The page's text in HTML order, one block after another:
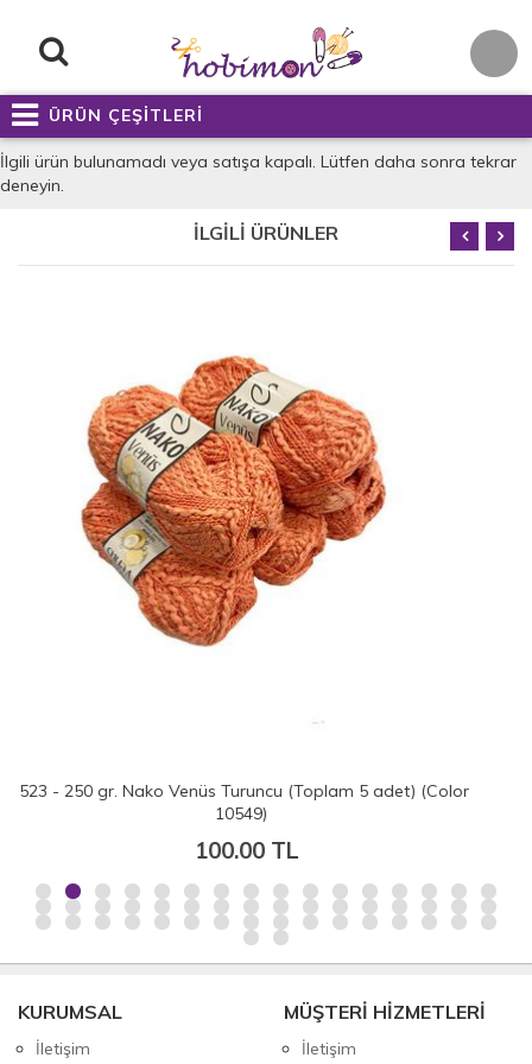
ÜRÜN ÇEŞİTLERİ
İlgili ürün bulunamadı veya satışa kapalı. Lütfen daha sonra tekrar
deneyin.
İLGİLİ ÜRÜNLER
(Color
İH4779 - 500 gr. (5 Adet) Lanoso natural merino
KURUMSAL
İletişim
MÜŞTERİ HİZMETLERİ
İletişim